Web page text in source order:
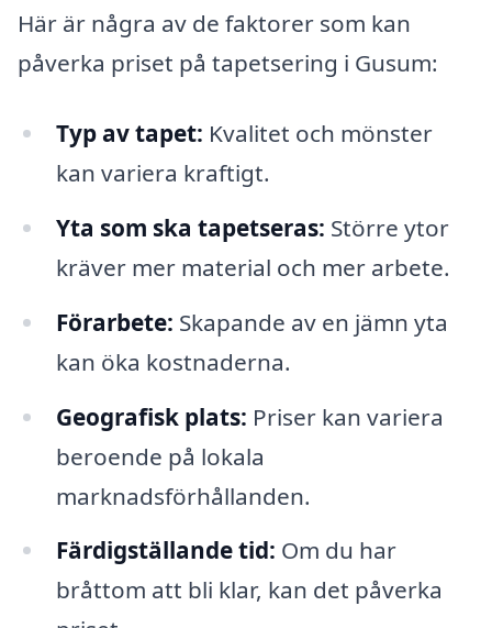
Här är några av de faktorer som kan
påverka priset på tapetsering i Gusum:
Typ av tapet: Kvalitet och mönster
kan variera kraftigt.
Yta som ska tapetseras: Större ytor
kräver mer material och mer arbete.
Förarbete: Skapande av en jämn yta
kan öka kostnaderna.
Geografisk plats: Priser kan variera
beroende på lokala
marknadsförhållanden.
Färdigställande tid: Om du har
bråttom att bli klar, kan det påverka